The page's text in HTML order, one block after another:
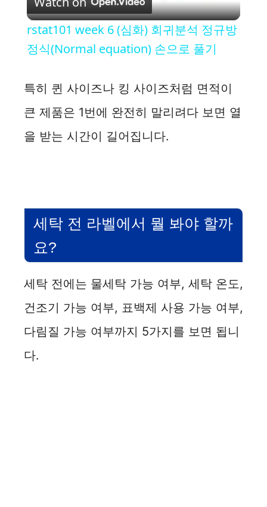
l
a
y
V
e
o
rstat101 week 6 (심화) 회귀분석 정규방
정식(Normal equation) 손으로 풀기
특히 퀸 사이즈나 킹 사이즈처럼 면적이
큰 제품은 1번에 완전히 말리려다 보면 열
을 받는 시간이 길어집니다.
세탁 전 라벨에서 뭘 봐야 할까
요?
세탁 전에는 물세탁 가능 여부, 세탁 온도,
건조기 가능 여부, 표백제 사용 가능 여부,
다림질 가능 여부까지 5가지를 보면 됩니
다.